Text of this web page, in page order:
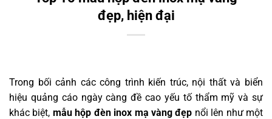
đẹp, hiện đại
Trong bối cảnh các công trình kiến trúc, nội thất và biển
hiệu quảng cáo ngày càng đề cao yếu tố thẩm mỹ và sự
khác biệt, mẫu hộp đèn inox mạ vàng đẹp nổi lên như một